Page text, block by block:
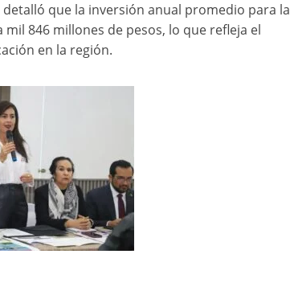
que la inversión anual promedio para la
846 millones de pesos, lo que refleja el
en la región.